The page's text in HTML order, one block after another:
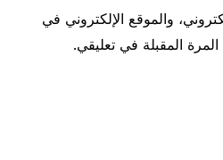
والموقع الإلكتروني في
المقبلة في تعليقي.